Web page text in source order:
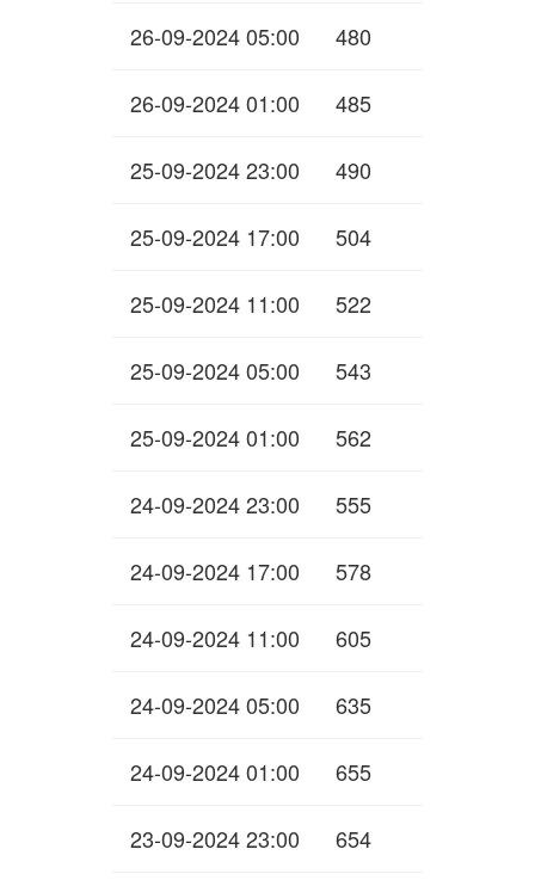
26-09-2024 05:00 480
26-09-2024 01:00 485
25-09-2024 23:00 490
25-09-2024 17:00 504
25-09-2024 11:00 522
25-09-2024 05:00 543
25-09-2024 01:00 562
24-09-2024 23:00 555
24-09-2024 17:00 578
24-09-2024 11:00 605
24-09-2024 05:00 635
24-09-2024 01:00 655
23-09-2024 23:00 654